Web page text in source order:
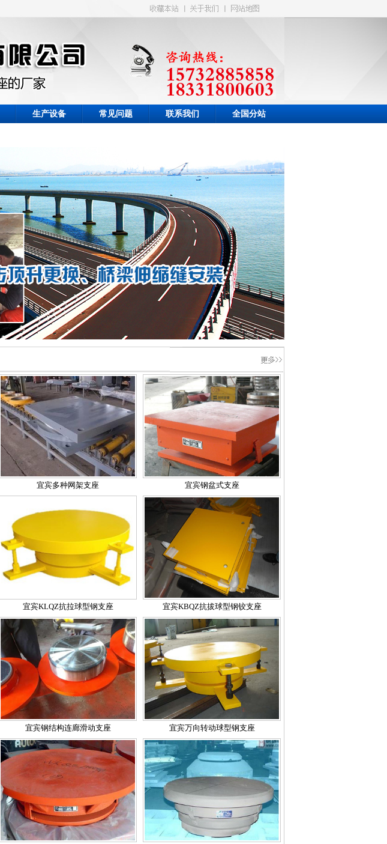
生产设备 常见问题 联系我们 全国分站
宜宾多种网架支座 宜宾钢盆式支座
宜宾KLQZ抗拉球型钢支座 宜宾KBQZ抗拔球型钢铰支座
宜宾钢结构连廊滑动支座 宜宾万向转动球型钢支座